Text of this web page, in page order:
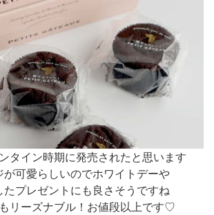
タイン時期に発売されたと思います
が可愛らしいのでホワイトデーや
たプレゼントにも良さそうですね
リーズナブル！お値段以上です♡